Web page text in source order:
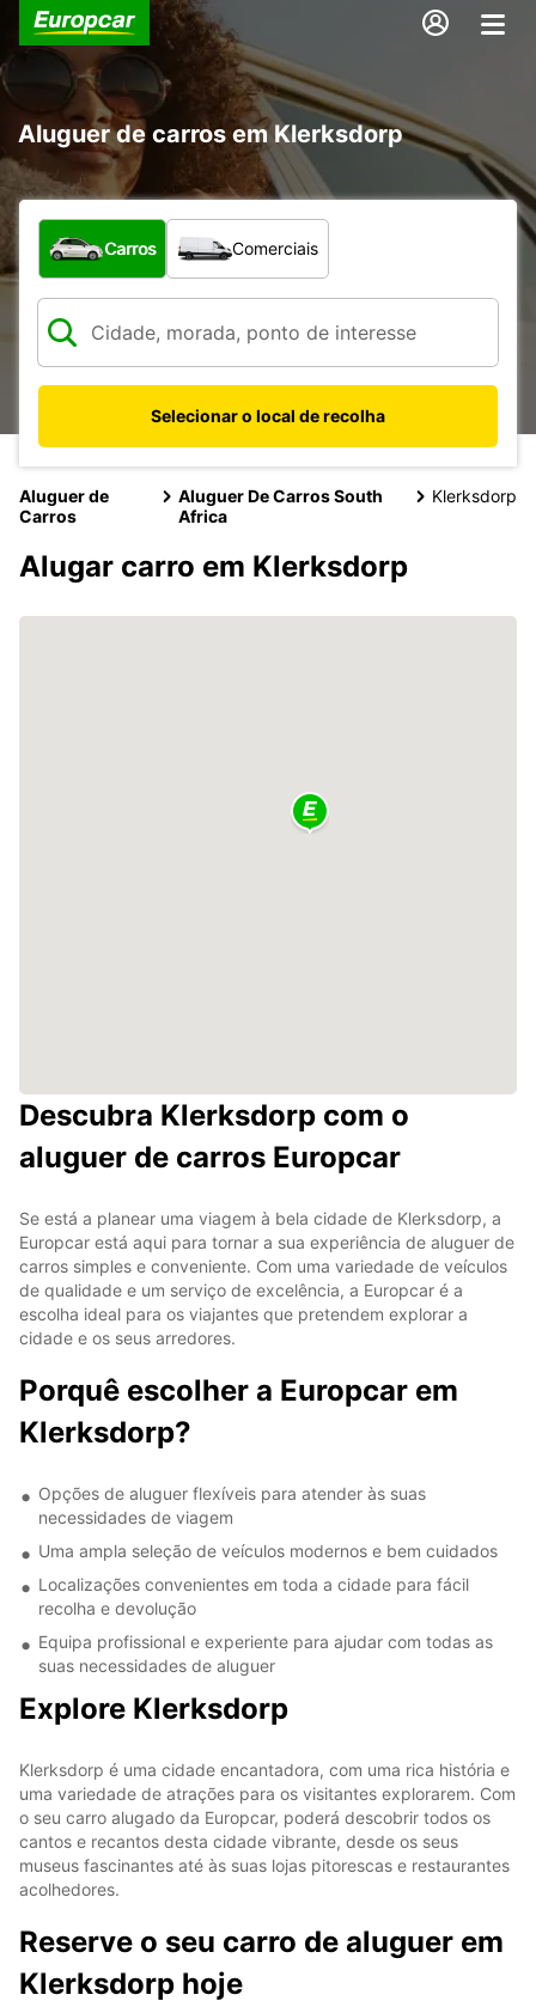
Aluguer de carros em Klerksdorp
Que tipo de veículo pretende?
Carros Comerciais
Selecionar o local de recolha
Aluguer de
Carros
Aluguer De Carros South
Africa
Klerksdorp
Alugar carro em Klerksdorp
Descubra Klerksdorp com o
aluguer de carros Europcar
Se está a planear uma viagem à bela cidade de Klerksdorp, a
Europcar está aqui para tornar a sua experiência de aluguer de
carros simples e conveniente. Com uma variedade de veículos
de qualidade e um serviço de excelência, a Europcar é a
escolha ideal para os viajantes que pretendem explorar a
cidade e os seus arredores.
Porquê escolher a Europcar em
Klerksdorp?
Opções de aluguer flexíveis para atender às suas
necessidades de viagem
Uma ampla seleção de veículos modernos e bem cuidados
Localizações convenientes em toda a cidade para fácil
recolha e devolução
Equipa profissional e experiente para ajudar com todas as
suas necessidades de aluguer
Explore Klerksdorp
Klerksdorp é uma cidade encantadora, com uma rica história e
uma variedade de atrações para os visitantes explorarem. Com
o seu carro alugado da Europcar, poderá descobrir todos os
cantos e recantos desta cidade vibrante, desde os seus
museus fascinantes até às suas lojas pitorescas e restaurantes
acolhedores.
Reserve o seu carro de aluguer em
Klerksdorp hoje